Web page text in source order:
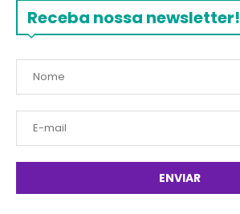
Receba nossa newsletter!